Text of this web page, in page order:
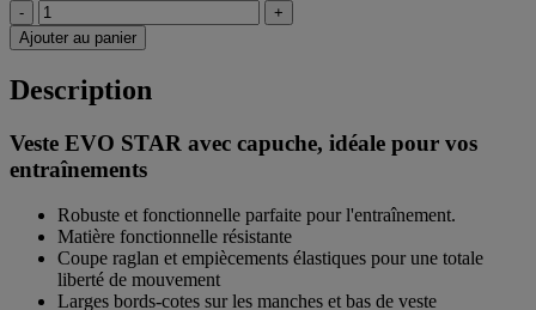
-
+
Ajouter au panier
Description
Veste EVO STAR avec capuche, idéale pour vos
entraînements
Robuste et fonctionnelle parfaite pour l'entraînement.
Matière fonctionnelle résistante
Coupe raglan et empiècements élastiques pour une totale
liberté de mouvement
Larges bords-cotes sur les manches et bas de veste